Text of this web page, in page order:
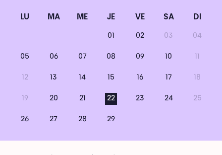
LU MA ME JE VE SA DI
01 02 03 04
05 06 07 08 09 10 11
12 13 14 15 16 17 18
19 20 21 22 23 24 25
26 27 28 29